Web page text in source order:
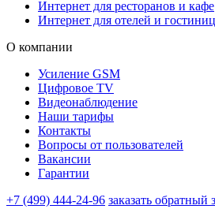
Интернет для ресторанов и кафе
Интернет для отелей и гостиниц
О компании
Усиление GSM
Цифровое TV
Видеонаблюдение
Наши тарифы
Контакты
Вопросы от пользователей
Вакансии
Гарантии
+7 (499) 444-24-96 заказать обратный